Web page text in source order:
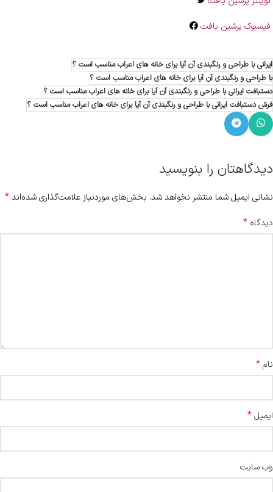
فیسبوک پرشین بافت
ایرانی با طراحی و رنگبندی آن آیا برای خانه های اعراب مناسب است ؟
با طراحی و رنگبندی آن آیا برای خانه های اعراب مناسب است ؟
دستبافت ایرانی با طراحی و رنگبندی آن آیا برای خانه های اعراب مناسب است ؟
فرش دستبافت ایرانی با طراحی و رنگبندی آن آیا برای خانه های اعراب مناسب است ؟
دیدگاهتان را بنویسید
نشانی ایمیل شما منتشر نخواهد شد. بخش‌های موردنیاز علامت‌گذاری شده‌اند*
دیدگاه *
نام*
ایمیل*
وب‌ سایت